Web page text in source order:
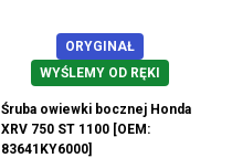
ORYGINAŁ
WYŚLEMY OD RĘKI
Śruba owiewki bocznej Honda
XRV 750 ST 1100 [OEM:
83641KY6000]